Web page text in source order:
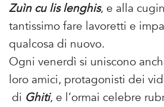
Zuìn cu lis lenghis, e alla
tantissimo fare lavoretti e
qualcosa di nuovo.
Ogni venerdì si uniscono
loro amici, protagonisti dei
di Ghiti, e l’ormai celebre